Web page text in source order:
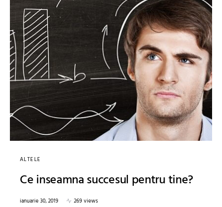
ALTELE
Ce inseamna succesul pentru tine?
ianuarie 30, 2019
269 views